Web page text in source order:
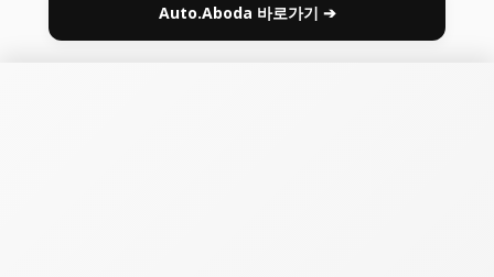
Auto.Aboda 바로가기 ➔